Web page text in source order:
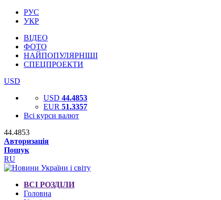
РУС
УКР
ВІДЕО
ФОТО
НАЙПОПУЛЯРНІШІ
СПЕЦПРОЕКТИ
USD
USD 44.4853
EUR 51.3357
Всі курси валют
44.4853
Авторизація
Пошук
RU
ВСІ РОЗДІЛИ
Головна